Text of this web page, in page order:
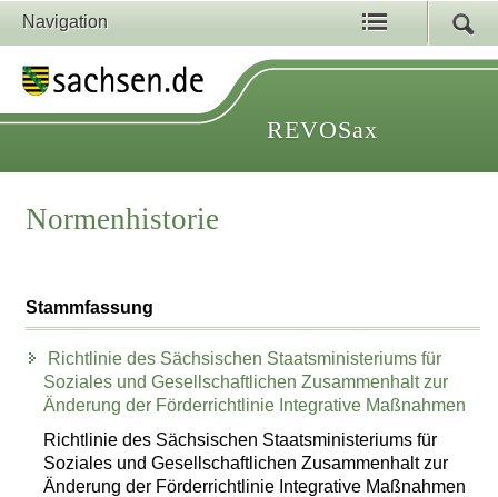
Navigation
REVOSax
Normenhistorie
Stammfassung
Richtlinie des Sächsischen Staatsministeriums für
Soziales und Gesellschaftlichen Zusammenhalt zur
Änderung der Förderrichtlinie Integrative Maßnahmen
Richtlinie des Sächsischen Staatsministeriums für
Soziales und Gesellschaftlichen Zusammenhalt zur
Änderung der Förderrichtlinie Integrative Maßnahmen